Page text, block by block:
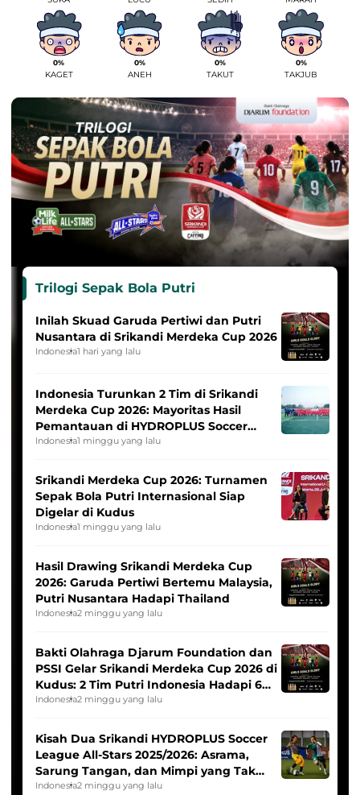
0%
KAGET
0%
ANEH
0%
TAKUT
0%
TAKJUB
Trilogi Sepak Bola Putri
Inilah Skuad Garuda Pertiwi dan Putri
Nusantara di Srikandi Merdeka Cup 2026
Indonesia1 hari yang lalu
Indonesia Turunkan 2 Tim di Srikandi
Merdeka Cup 2026: Mayoritas Hasil
Pemantauan di HYDROPLUS Soccer
League
Indonesia1 minggu yang lalu
Srikandi Merdeka Cup 2026: Turnamen
Sepak Bola Putri Internasional Siap
Digelar di Kudus
Indonesia1 minggu yang lalu
Hasil Drawing Srikandi Merdeka Cup
2026: Garuda Pertiwi Bertemu Malaysia,
Putri Nusantara Hadapi Thailand
Indonesia2 minggu yang lalu
Bakti Olahraga Djarum Foundation dan
PSSI Gelar Srikandi Merdeka Cup 2026 di
Kudus: 2 Tim Putri Indonesia Hadapi 6
Tim Asia
Indonesia2 minggu yang lalu
Kisah Dua Srikandi HYDROPLUS Soccer
League All-Stars 2025/2026: Asrama,
Sarung Tangan, dan Mimpi yang Tak
Pernah Padam
Indonesia2 minggu yang lalu